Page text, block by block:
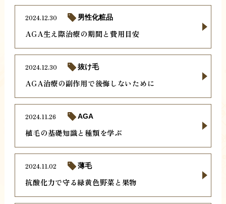
AGA生え際治療の期間と費用目安
2024.12.30 男性化粧品
AGA治療の副作用で後悔しないために
2024.12.30 抜け毛
植毛の基礎知識と種類を学ぶ
2024.11.26 AGA
抗酸化力で守る緑黄色野菜と果物
2024.11.02 薄毛